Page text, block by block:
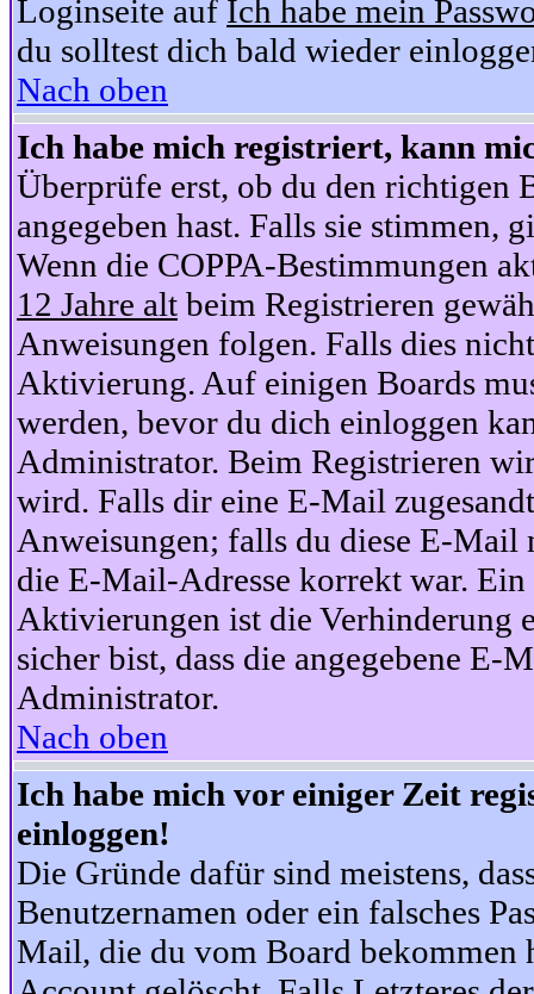
Loginseite auf Ich habe mein
du solltest dich bald wieder
Nach oben
Ich habe mich registriert, kann
Überprüfe erst, ob du den richtigen
angegeben hast. Falls sie stimmen,
Wenn die COPPA-Bestimmungen
12 Jahre alt beim Registrieren
Anweisungen folgen. Falls dies
Aktivierung. Auf einigen Boards
werden, bevor du dich einloggen
Administrator. Beim Registrieren
wird. Falls dir eine E-Mail
Anweisungen; falls du diese E-Mail
die E-Mail-Adresse korrekt war.
Aktivierungen ist die Verhinderung
sicher bist, dass die angegebene
Administrator.
Nach oben
Ich habe mich vor einiger Zeit
einloggen!
Die Gründe dafür sind meistens,
Benutzernamen oder ein falsches
Mail, die du vom Board bekommen